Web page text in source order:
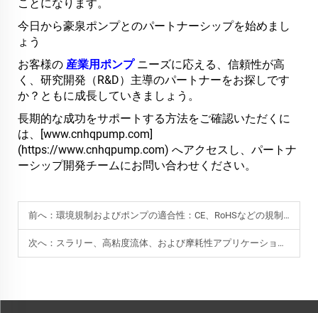
ことになります。
今日から豪泉ポンプとのパートナーシップを始めまし
ょう
お客様の 産業用ポンプ ニーズに応える、信頼性が高
く、研究開発（R&D）主導のパートナーをお探しです
か？ともに成長していきましょう。
長期的な成功をサポートする方法をご確認いただくに
は、[www.cnhqpump.com]
(https://www.cnhqpump.com) へアクセスし、パートナ
ーシップ開発チームにお問い合わせください。
前へ： 環境規制およびポンプの適合性：CE、RoHSなどの規制への対応
次へ： スラリー、高粘度流体、および摩耗性アプリケーション向け産業用ポンプの選定方法